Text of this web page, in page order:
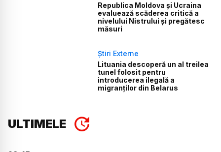
Republica Moldova și Ucraina
evaluează scăderea critică a
nivelului Nistrului și pregătesc
măsuri
Știri Externe
Lituania descoperă un al treilea
tunel folosit pentru
introducerea ilegală a
migranților din Belarus
ULTIMELE